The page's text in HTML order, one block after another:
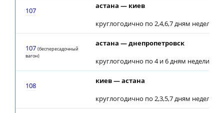
107
астана — киев
круглогодично по 2,4,6,7 дням недели
107 (беспересадочный
вагон)
астана — днепропетровск
круглогодично по 4 и 6 дням недели
108
киев — астана
круглогодично по 2,3,5,7 дням недели